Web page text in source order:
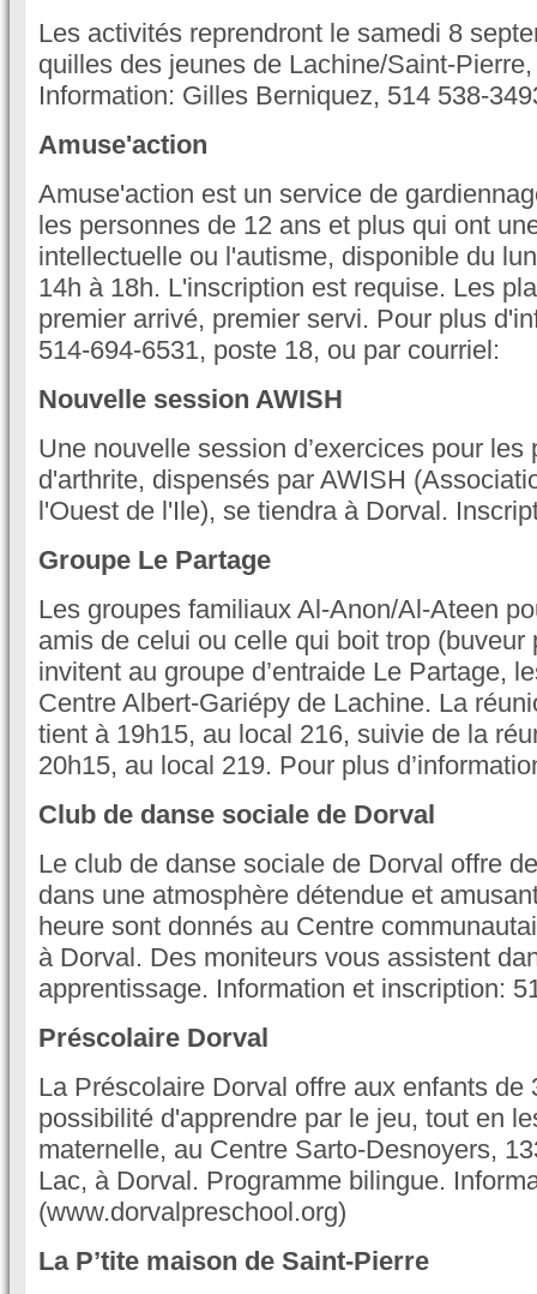
Les activités reprendront le samedi 8
quilles des jeunes de Lachine/Saint-
Information: Gilles Berniquez, 514 538-
Amuse'action
Amuse'action est un service de
les personnes de 12 ans et plus qui ont
intellectuelle ou l'autisme, disponible du
14h à 18h. L'inscription est requise. Les
premier arrivé, premier servi. Pour plus
514-694-6531, poste 18, ou par courriel:
Nouvelle session AWISH
Une nouvelle session d’exercices pour les
d'arthrite, dispensés par AWISH
l'Ouest de l'Ile), se tiendra à Dorval.
Groupe Le Partage
Les groupes familiaux Al-Anon/Al-Ateen
amis de celui ou celle qui boit trop (buveur
invitent au groupe d’entraide Le Partage,
Centre Albert-Gariépy de Lachine. La
tient à 19h15, au local 216, suivie de la
20h15, au local 219. Pour plus
Club de danse sociale de Dorval
Le club de danse sociale de Dorval offre
dans une atmosphère détendue et
heure sont donnés au Centre
à Dorval. Des moniteurs vous assistent
apprentissage. Information et inscription:
Préscolaire Dorval
La Préscolaire Dorval offre aux enfants de
possibilité d'apprendre par le jeu, tout en
maternelle, au Centre Sarto-Desnoyers,
Lac, à Dorval. Programme bilingue.
(www.dorvalpreschool.org)
La P’tite maison de Saint-Pierre